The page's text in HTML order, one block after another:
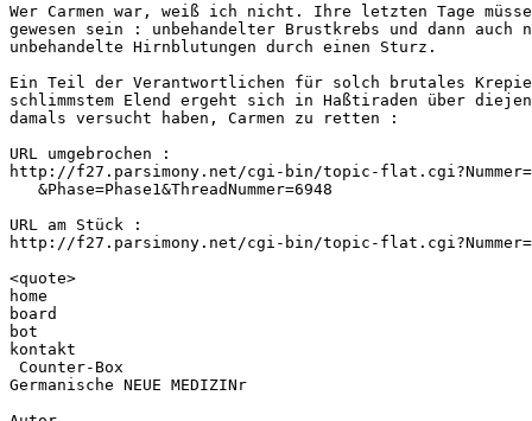
Wer Carmen war, weiß ich nicht. Ihre letzten Tage
gewesen sein : unbehandelter Brustkrebs und dann auch
unbehandelte Hirnblutungen durch einen Sturz.
Ein Teil der Verantwortlichen für solch brutales
schlimmstem Elend ergeht sich in Haßtiraden über
damals versucht haben, Carmen zu retten :
URL umgebrochen :
http://f27.parsimony.net/cgi-bin/topic-
   &Phase=Phase1&ThreadNummer=6948
URL am Stück :
http://f27.parsimony.net/cgi-bin/topic-
<quote>
home
board
bot
kontakt
Counter-Box
Germanische NEUE MEDIZINr